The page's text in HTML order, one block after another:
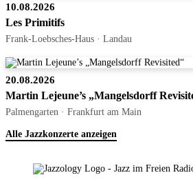
10.08.2026
Les Primitifs
Frank-Loebsches-Haus · Landau
20.08.2026
Martin Lejeune’s „Mangelsdorff
Palmengarten · Frankfurt am Main
Alle Jazzkonzerte anzeigen